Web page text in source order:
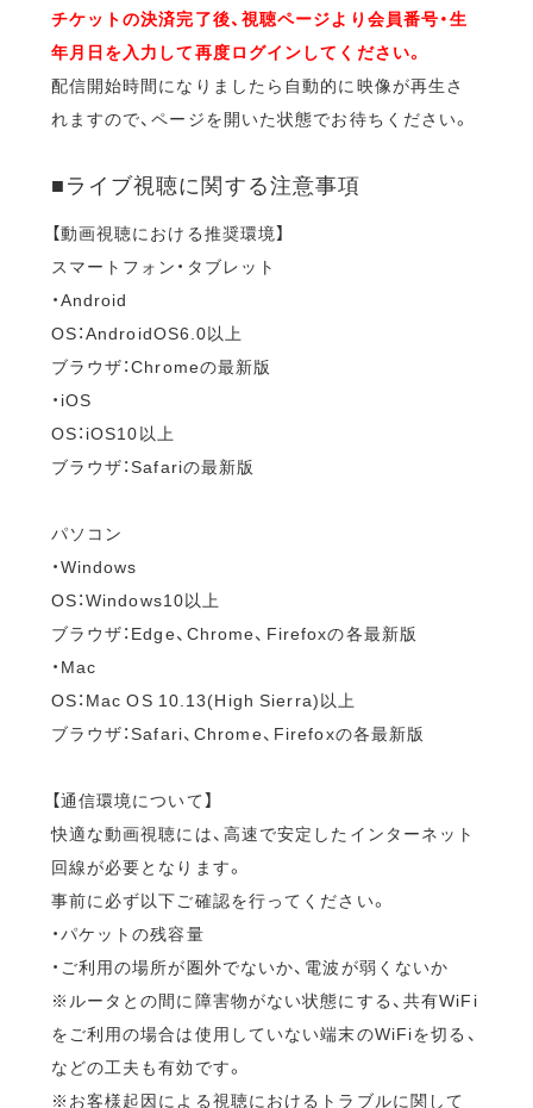
チケットの決済完了後、視聴ページより会員番号・生
年月日を入力して再度ログインしてください。
配信開始時間になりましたら自動的に映像が再生さ
れますので、ページを開いた状態でお待ちください。
■ライブ視聴に関する注意事項
【動画視聴における推奨環境】
スマートフォン・タブレット
・Android
OS：AndroidOS6.0以上
ブラウザ：Chromeの最新版
・iOS
OS：iOS10以上
ブラウザ：Safariの最新版
パソコン
・Windows
OS：Windows10以上
ブラウザ：Edge、Chrome、Firefoxの各最新版
・Mac
OS：Mac OS 10.13(High Sierra)以上
ブラウザ：Safari、Chrome、Firefoxの各最新版
【通信環境について】
快適な動画視聴には、高速で安定したインターネット
回線が必要となります。
事前に必ず以下ご確認を行ってください。
・パケットの残容量
・ご利用の場所が圏外でないか、電波が弱くないか
※ルータとの間に障害物がない状態にする、共有WiFi
をご利用の場合は使用していない端末のWiFiを切る、
などの工夫も有効です。
※お客様起因による視聴におけるトラブルに関して